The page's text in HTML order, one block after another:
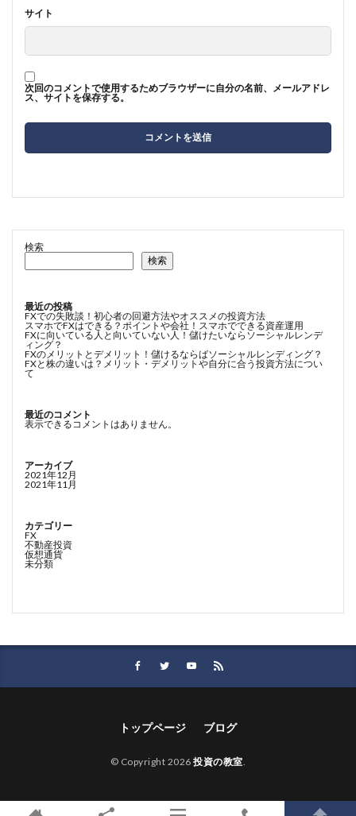
サイト
次回のコメントで使用するためブラウザーに自分の名前、メールアドレ
ス、サイトを保存する。
検索
検索
最近の投稿
FXでの失敗談！初心者の回避方法やオススメの投資方法
スマホでFXはできる？ポイントや会社！スマホでできる資産運用
FXに向いている人と向いていない人！儲けたいならソーシャルレンデ
ィング？
FXのメリットとデメリット！儲けるならばソーシャルレンディング？
FXと株の違いは？メリット・デメリットや自分に合う投資方法につい
て
最近のコメント
表示できるコメントはありません。
アーカイブ
2021年12月
2021年11月
カテゴリー
FX
不動産投資
仮想通貨
未分類
トップページ ブログ
© Copyright 2026投資の教室.